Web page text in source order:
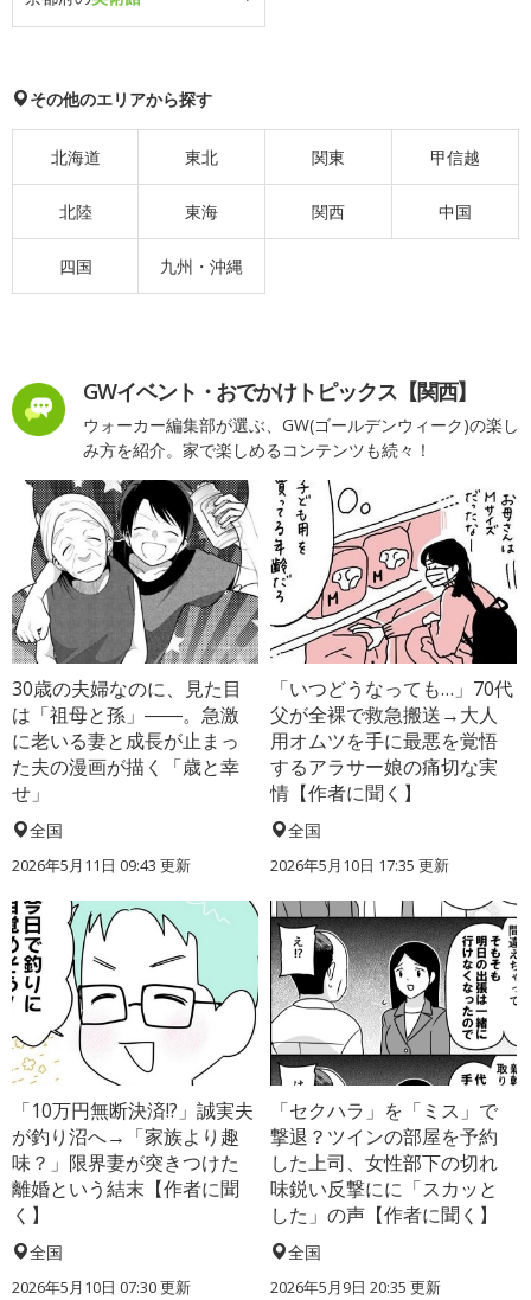
その他のエリアから探す
北海道 東北 関東 甲信越
北陸 東海 関西 中国
四国 九州・沖縄
GWイベント・おでかけトピックス【関西】
ウォーカー編集部が選ぶ、GW(ゴールデンウィーク)の楽し
み方を紹介。家で楽しめるコンテンツも続々！
30歳の夫婦なのに、見た目
は「祖母と孫」――。急激
に老いる妻と成長が止まっ
た夫の漫画が描く「歳と幸
せ」
全国
2026年5月11日 09:43 更新
「いつどうなっても…」70代
父が全裸で救急搬送→大人
用オムツを手に最悪を覚悟
するアラサー娘の痛切な実
情【作者に聞く】
全国
2026年5月10日 17:35 更新
「10万円無断決済!?」誠実夫
が釣り沼へ→「家族より趣
味？」限界妻が突きつけた
離婚という結末【作者に聞
く】
全国
2026年5月10日 07:30 更新
「セクハラ」を「ミス」で
撃退？ツインの部屋を予約
した上司、女性部下の切れ
味鋭い反撃にに「スカッと
した」の声【作者に聞く】
全国
2026年5月9日 20:35 更新